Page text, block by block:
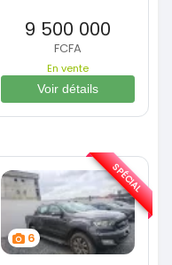
9 500 000
FCFA
En vente
Voir détails
6
SPÉCIAL